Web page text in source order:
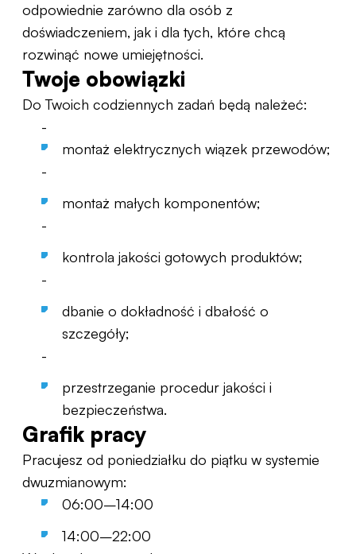
odpowiednie zarówno dla osób z
doświadczeniem, jak i dla tych, które chcą
rozwinąć nowe umiejętności.
Twoje obowiązki
Do Twoich codziennych zadań będą należeć:
-
montaż elektrycznych wiązek przewodów;
-
montaż małych komponentów;
-
kontrola jakości gotowych produktów;
-
dbanie o dokładność i dbałość o
szczegóły;
-
przestrzeganie procedur jakości i
bezpieczeństwa.
Grafik pracy
Pracujesz od poniedziałku do piątku w systemie
dwuzmianowym:
06:00–14:00
14:00–22:00